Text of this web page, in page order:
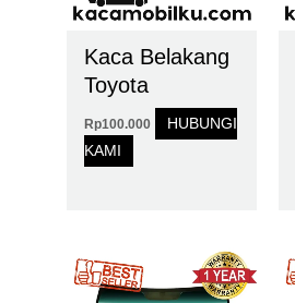
Kaca Belakang
Toyota
Rp100.000
HUBUNGI
KAMI